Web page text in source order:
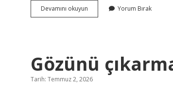
Devamını okuyun
en
?
Yorum Bırak
Gözünü
Tarih: Temmuz 2, 2026